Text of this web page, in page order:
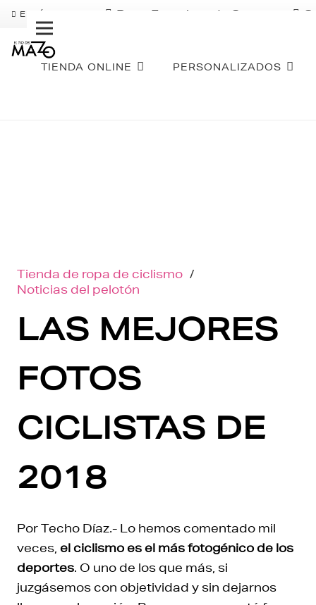
ENVÍO GRATIS Pago Fraccionado Sequra
TIENDA ONLINE PERSONALIZADOS
Tienda de ropa de ciclismo /
Noticias del pelotón
LAS MEJORES
FOTOS
CICLISTAS DE
2018
Por Techo Díaz.- Lo hemos comentado mil
veces, el ciclismo es el más fotogénico de los
deportes. O uno de los que más, si
juzgásemos con objetividad y sin dejarnos